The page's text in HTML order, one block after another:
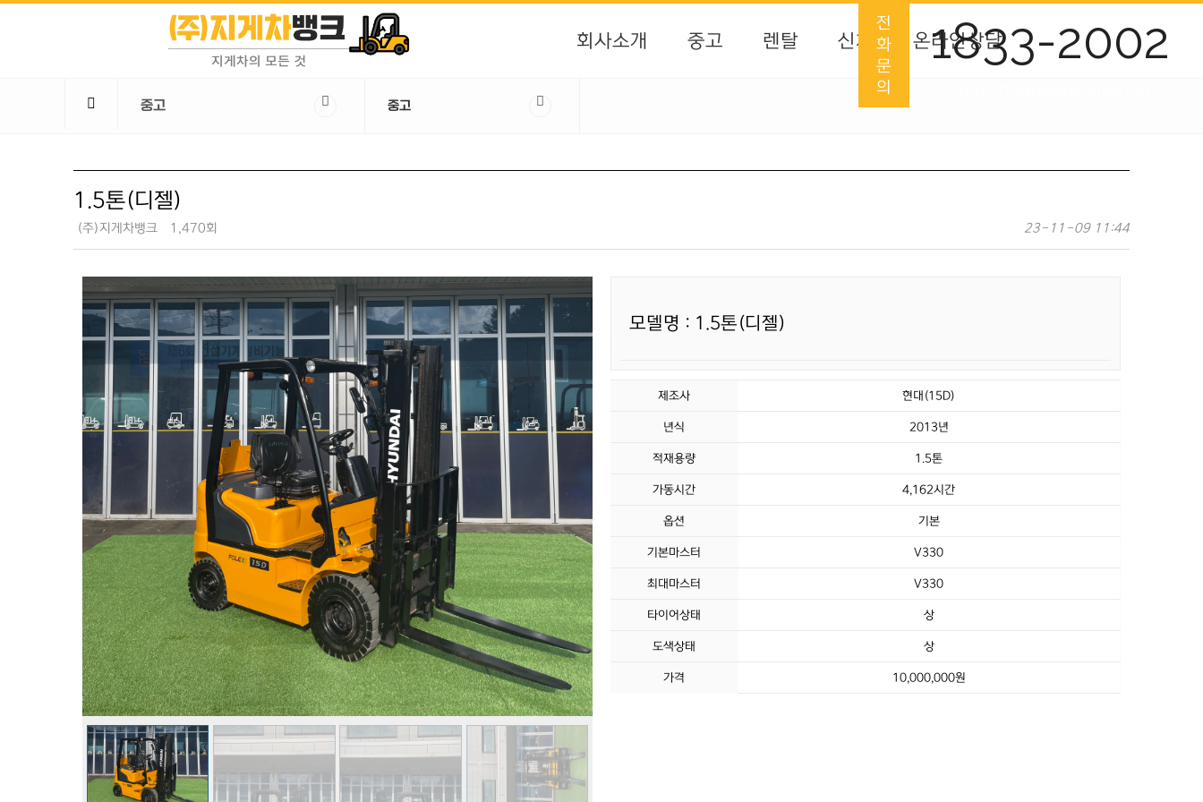
회사소개 중고 렌탈 신차 온라인상담
전
화
문
의
1833-2002
중고 중고
1.5톤(디젤)
(주)지게차뱅크 1,470회 23-11-09 11:44
모델명 : 1.5톤(디젤)
제조사 현대(15D)
년식 2013년
적재용량 1.5톤
가동시간 4,162시간
옵션 기본
기본마스터 V330
최대마스터 V330
타이어상태 상
도색상태 상
가격 10,000,000원